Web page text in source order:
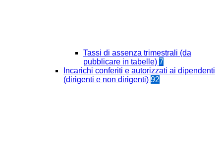
Tassi di assenza trimestrali (da
pubblicare in tabelle) 7
Incarichi conferiti e autorizzati ai dipendenti
(dirigenti e non dirigenti) 92